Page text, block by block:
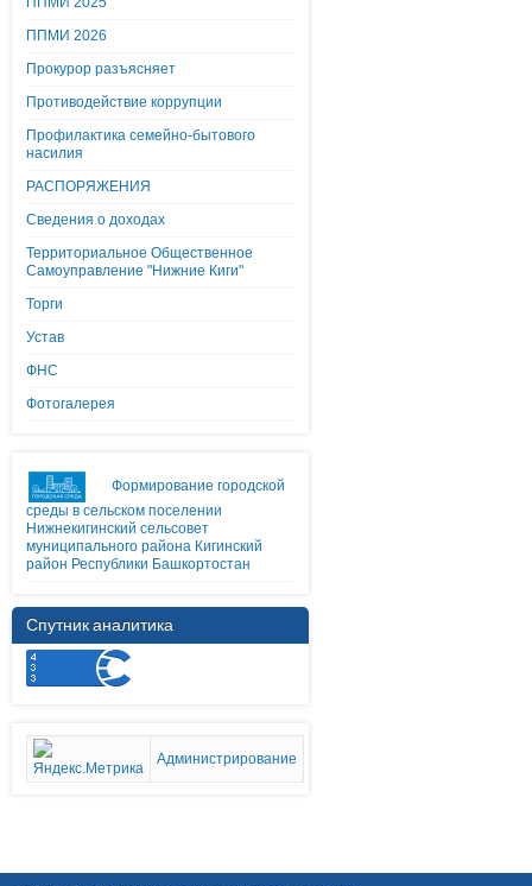
ППМИ 2026
Прокурор разъясняет
Противодействие коррупции
Профилактика семейно-бытового
насилия
РАСПОРЯЖЕНИЯ
Сведения о доходах
Территориальное Общественное
Самоуправление "Нижние Киги"
Торги
Устав
ФНС
Фотогалерея
Формирование городской
среды в сельском поселении
Нижнекигинский сельсовет
муниципального района Кигинский
район Республики Башкортостан
Спутник аналитика
Администрирование